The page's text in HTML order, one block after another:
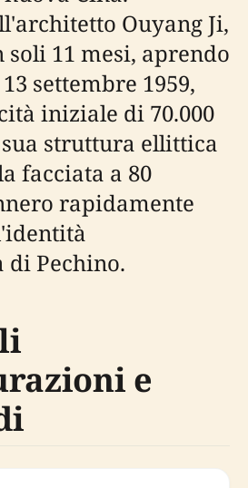
Ouyang Ji,
11 mesi, aprendo
settembre 1959,
iniziale di 70.000
struttura ellittica
facciata a 80
rapidamente
Pechino.
e